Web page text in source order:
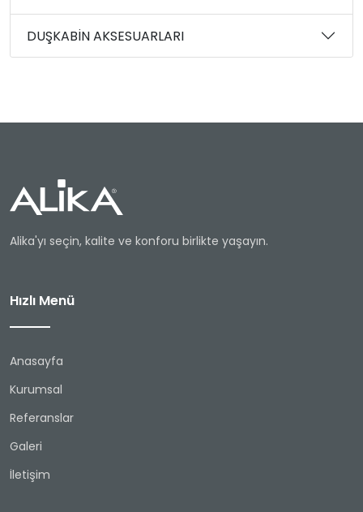
DUŞKABİN AKSESUARLARI
Alika'yı seçin, kalite ve konforu birlikte yaşayın.
Hızlı Menü
Anasayfa
Kurumsal
Referanslar
Galeri
İletişim